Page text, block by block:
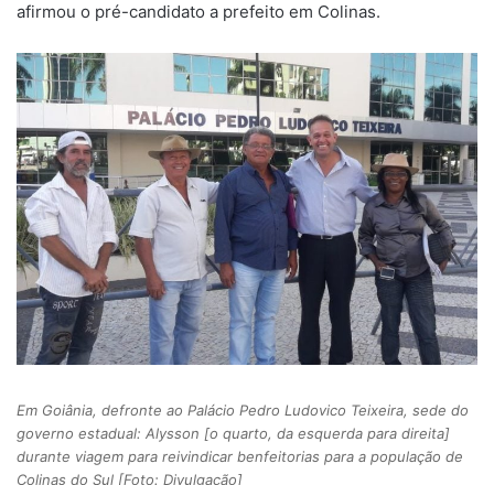
afirmou o pré-candidato a prefeito em Colinas.
Em Goiânia, defronte ao Palácio Pedro Ludovico Teixeira, sede do
governo estadual: Alysson [o quarto, da esquerda para direita]
durante viagem para reivindicar benfeitorias para a população de
Colinas do Sul [Foto: Divulgação]